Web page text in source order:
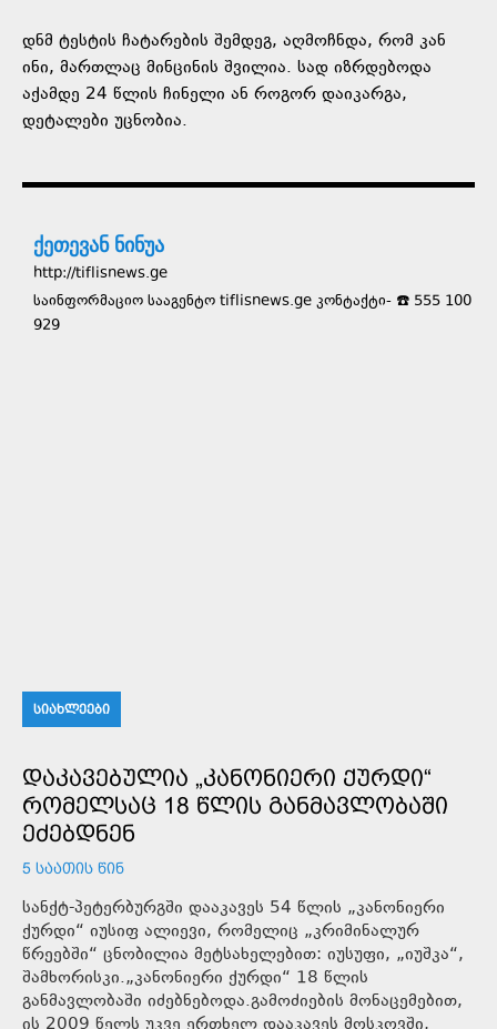
დნმ ტესტის ჩატარების შემდეგ, აღმოჩნდა, რომ კან
ინი, მართლაც მინცინის შვილია. სად იზრდებოდა
აქამდე 24 წლის ჩინელი ან როგორ დაიკარგა,
დეტალები უცნობია.
ქეთევან ნინუა
http://tiflisnews.ge
საინფორმაციო სააგენტო tiflisnews.ge კონტაქტი- ☎️ 555 100
929
ᲡᲘᲐᲮᲚᲔᲔᲑᲘ
ᲓᲐᲙᲐᲕᲔᲑᲣᲚᲘᲐ „ᲙᲐᲜᲝᲜᲘᲔᲠᲘ ᲥᲣᲠᲓᲘ“
ᲠᲝᲛᲔᲚᲡᲐᲪ 18 ᲬᲚᲘᲡ ᲒᲐᲜᲛᲐᲕᲚᲝᲑᲐᲨᲘ
ᲔᲫᲔᲑᲓᲜᲔᲜ
5 ᲡᲐᲐᲗᲘᲡ ᲬᲘᲜ
სანქტ-პეტერბურგში დააკავეს 54 წლის „კანონიერი
ქურდი“ იუსიფ ალიევი, რომელიც „კრიმინალურ
წრეებში“ ცნობილია მეტსახელებით: იუსუფი, „იუშკა“,
შამხორისკი.„კანონიერი ქურდი“ 18 წლის
განმავლობაში იძებნებოდა.გამოძიების მონაცემებით,